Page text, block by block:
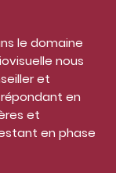
le domaine
nous
et
en
et
en phase